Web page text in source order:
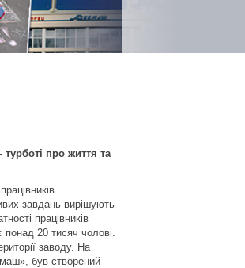
про життя та
завдань вирішують
працівників
понад 20 тисяч чолові.
заводу. На
був створений